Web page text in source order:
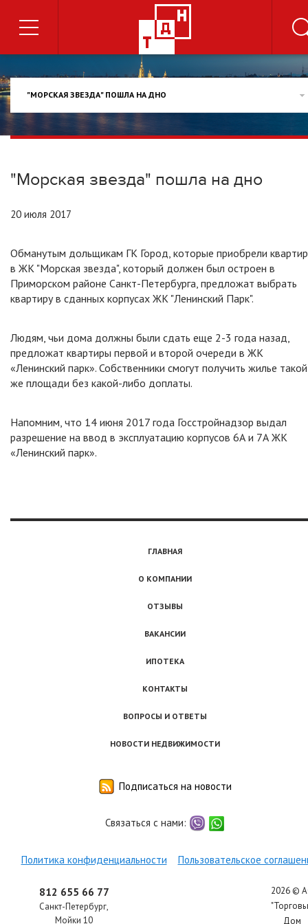
"МОРСКАЯ ЗВЕЗДА" ПОШЛА НА ДНО
"Морская звезда" пошла на дно
20 июля 2017
Обманутым дольщикам ГК Город, которые приобрели
в ЖК "Морская звезда", который должен был остроен в
Приморском районе Санкт-Петербурга, предложат выбрать
квартиру в сданных корпусах ЖК "Ленинский Парк".
Людям, чьи дома должны были сдать еще 2-3 года назад,
предложат квартиры первой и второй очереди в ЖК
«Ленинский парк». Собственники смогут получить жилье такой
же площади без какой-либо доплаты.
Напомним, что 14 июня 2017 года Госстройнадзор выдал
разрешение на ввод в эксплуатацию корпусов 6А и 7А ЖК
«Ленинский парк».
ГЛАВНАЯ
О КОМПАНИИ
ОТЗЫВЫ
ВАКАНСИИ
ИПОТЕКА
КОНТАКТЫ
ВОПРОСЫ И ОТВЕТЫ
НОВОСТИ НЕДВИЖИМОСТИ
Подписаться на новости
Связаться с нами:
viber
whatsapp
Политика конфиденциальности Пользовательское
812 655 66 77
Санкт-Петербург,
Мойки 10
2026 ©
Дом